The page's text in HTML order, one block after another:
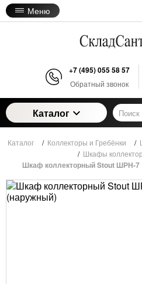
Меню
+7 (495) 055 58 57
Обратный звонок
Каталог
Каталог / Коллекторы и Гребёнки /
/ Шкафы
Шкаф коллекторный Stout ШРН-7